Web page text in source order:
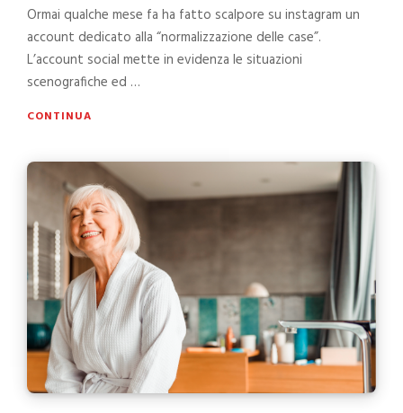
Ormai qualche mese fa ha fatto scalpore su instagram un
account dedicato alla “normalizzazione delle case”.
L’account social mette in evidenza le situazioni
scenografiche ed …
CONTINUA